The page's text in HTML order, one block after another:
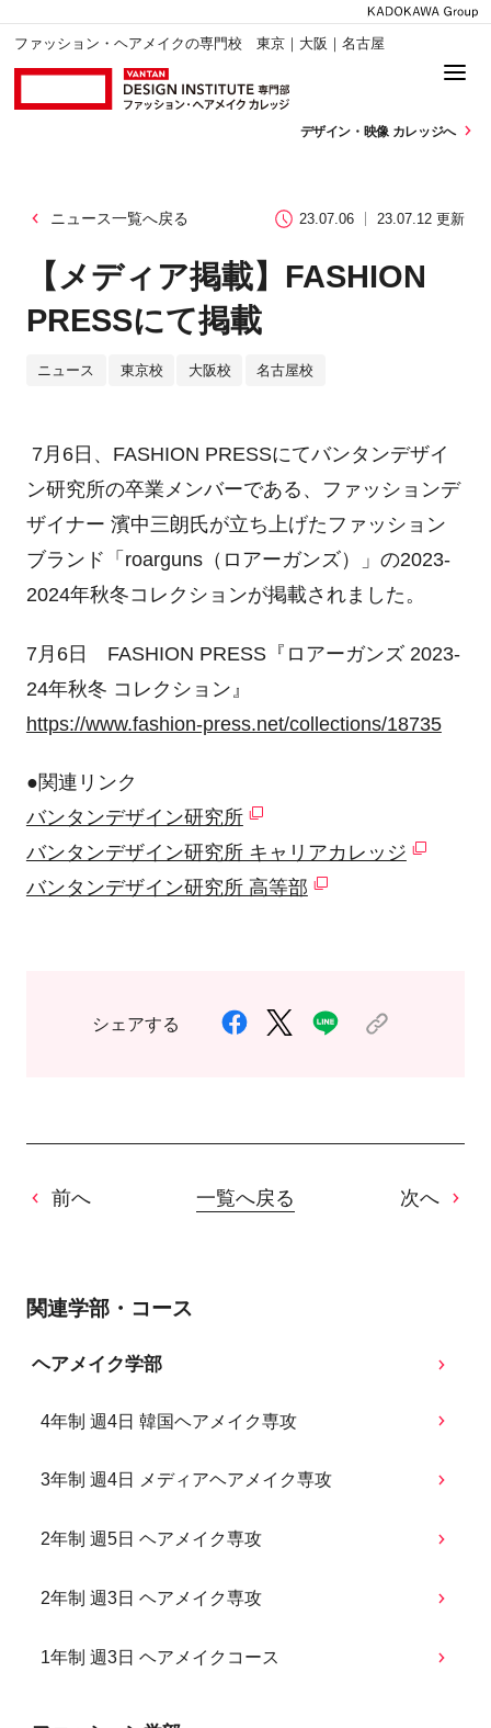
ファッション・ヘアメイクの専門校 東京｜大阪｜名古屋
デザイン・ 映像 カレッジへ
ニュース一覧へ戻る 23.07.06 23.07.12 更新
【メディア掲載】FASHION
PRESSにて掲載
ニュース 東京校 大阪校 名古屋校
7月6日、FASHION PRESSにてバンタンデザイ
ン研究所の卒業メンバーである、ファッションデ
ザイナー 濱中三朗氏が立ち上げたファッション
ブランド「roarguns（ロアーガンズ）」の2023-
2024年秋冬コレクションが掲載されました。
7月6日 FASHION PRESS『ロアーガンズ 2023-
24年秋冬 コレクション』
https://www.fashion-press.net/collections/18735
●関連リンク
バンタンデザイン研究所
バンタンデザイン研究所 キャリアカレッジ
バンタンデザイン研究所 高等部
シェアする
前へ 一覧へ戻る 次へ
関連学部・コース
ヘアメイク学部
4年制 週4日 韓国ヘアメイク専攻
3年制 週4日 メディアヘアメイク専攻
2年制 週5日 ヘアメイク専攻
2年制 週3日 ヘアメイク専攻
1年制 週3日 ヘアメイクコース